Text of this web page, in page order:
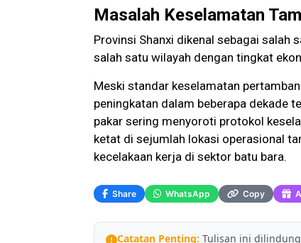
Masalah Keselamatan
Provinsi Shanxi dikenal sebagai salah
salah satu wilayah dengan tingkat
Meski standar keselamatan
peningkatan dalam beberapa dekade
pakar sering menyoroti protokol
ketat di sejumlah lokasi operasional
kecelakaan kerja di sektor batu bara.
Share WhatsApp Copy
Catatan Penting: Tulisan ini